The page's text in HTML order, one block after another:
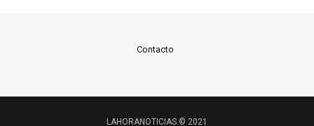
Contacto
LAHORANOTICIAS © 2021